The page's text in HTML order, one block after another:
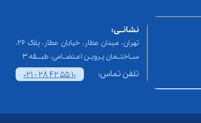
نشانــی:
تهران، میدان عطار، خیابان عطار، پلاک 26،
ســاختــمان پـرویـن اعـتصــامی، طبـــقه 3
تلفن تماس: 021 - 28 42 55 10